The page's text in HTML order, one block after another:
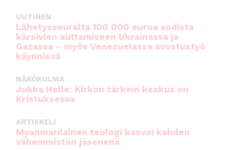
UUTINEN
Lähetysseuralta 100 000 euroa sodista
kärsivien auttamiseen Ukrainassa ja
Gazassa – myös Venezuelassa avustustyö
käynnissä
NÄKÖKULMA
Jukka Helle: Kirkon tärkein keskus on
Kristuksessa
ARTIKKELI
Myanmarilainen teologi kasvoi kahden
vähemmistön jäsenenä